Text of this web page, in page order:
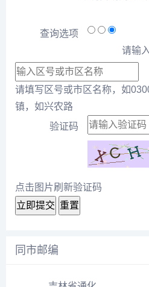
查询选项
请输入
请填写区号或市区名称，如
镇，如兴农路
验证码
点击图片刷新验证码
立即提交 重置
同市邮编